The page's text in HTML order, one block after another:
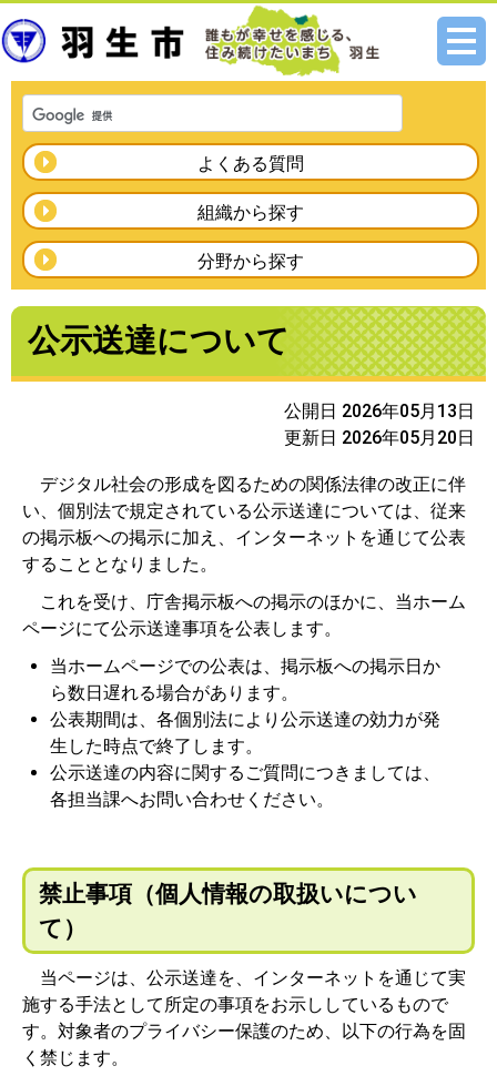
メニ
よくある質問
組織から探す
分野から探す
公示送達について
公開日 2026年05月13日
更新日 2026年05月20日
デジタル社会の形成を図るための関係法律の改正に伴
い、個別法で規定されている公示送達については、従来
の掲示板への掲示に加え、インターネットを通じて公表
することとなりました。
これを受け、庁舎掲示板への掲示のほかに、当ホーム
ページにて公示送達事項を公表します。
当ホームページでの公表は、掲示板への掲示日か
ら数日遅れる場合があります。
公表期間は、各個別法により公示送達の効力が発
生した時点で終了します。
公示送達の内容に関するご質問につきましては、
各担当課へお問い合わせください。
禁止事項（個人情報の取扱いについ
て）
当ページは、公示送達を、インターネットを通じて実
施する手法として所定の事項をお示ししているもので
す。対象者のプライバシー保護のため、以下の行為を固
く禁じます。